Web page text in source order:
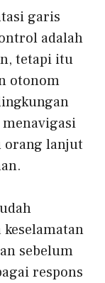
garis
adalah
tetapi itu
otonom
orang lanjut
keselamatan
sebelum
respons